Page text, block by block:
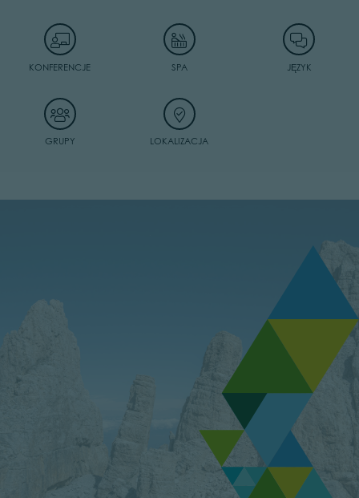
KONFERENCJE SPA JĘZYK
GRUPY LOKALIZACJA